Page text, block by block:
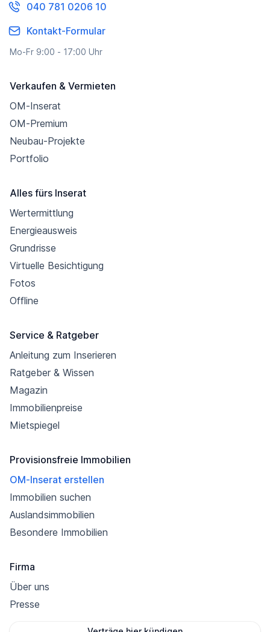
040 781 0206 10
Kontakt-Formular
Mo-Fr 9:00 - 17:00 Uhr
Verkaufen & Vermieten
OM-Inserat
OM-Premium
Neubau-Projekte
Portfolio
Alles fürs Inserat
Wertermittlung
Energieausweis
Grundrisse
Virtuelle Besichtigung
Fotos
Offline
Service & Ratgeber
Anleitung zum Inserieren
Ratgeber & Wissen
Magazin
Immobilienpreise
Mietspiegel
Provisionsfreie Immobilien
OM-Inserat erstellen
Immobilien suchen
Auslandsimmobilien
Besondere Immobilien
Firma
Über uns
Presse